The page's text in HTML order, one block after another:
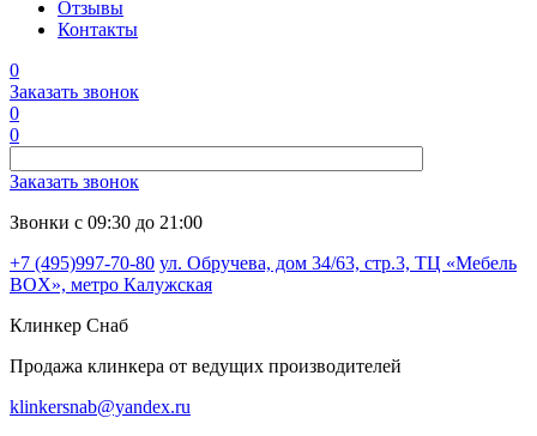
Отзывы
Контакты
0
Заказать звонок
0
0
Заказать звонок
Звонки с 09:30 до 21:00
+7 (495)997-70-80 ул. Обручева, дом 34/63, стр.3, ТЦ «Мебель
BOX», метро Калужская
Клинкер Снаб
Продажа клинкера от ведущих производителей
klinkersnab@yandex.ru